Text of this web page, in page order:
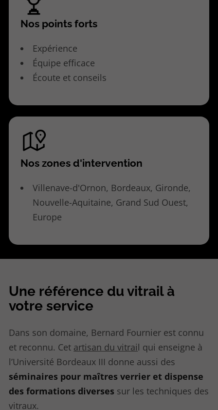
Nos points forts
Expérience
Équipe efficace
Écoute et conseils
Nos zones d'intervention
Villenave-d'Ornon, Bordeaux, Gironde,
Nouvelle-Aquitaine, Grand Sud Ouest,
Europe
Une référence du vitrail à
votre service
Dans son domaine, Bernard Fournier est connu
et reconnu. Cet artisan du vitrail qui enseigne à
l’Université Bordeaux III donne aussi des
séminaires pour maîtres verrier et dispense
des formations diverses sur les techniques des
vitraux.